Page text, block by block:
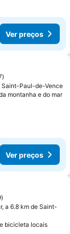
Ver preços
favoritos
Saint-Paul-de-Vence
montanha e do mar
Ver preços
favoritos
a 6.8 km de Saint-
bicicleta locaisVer